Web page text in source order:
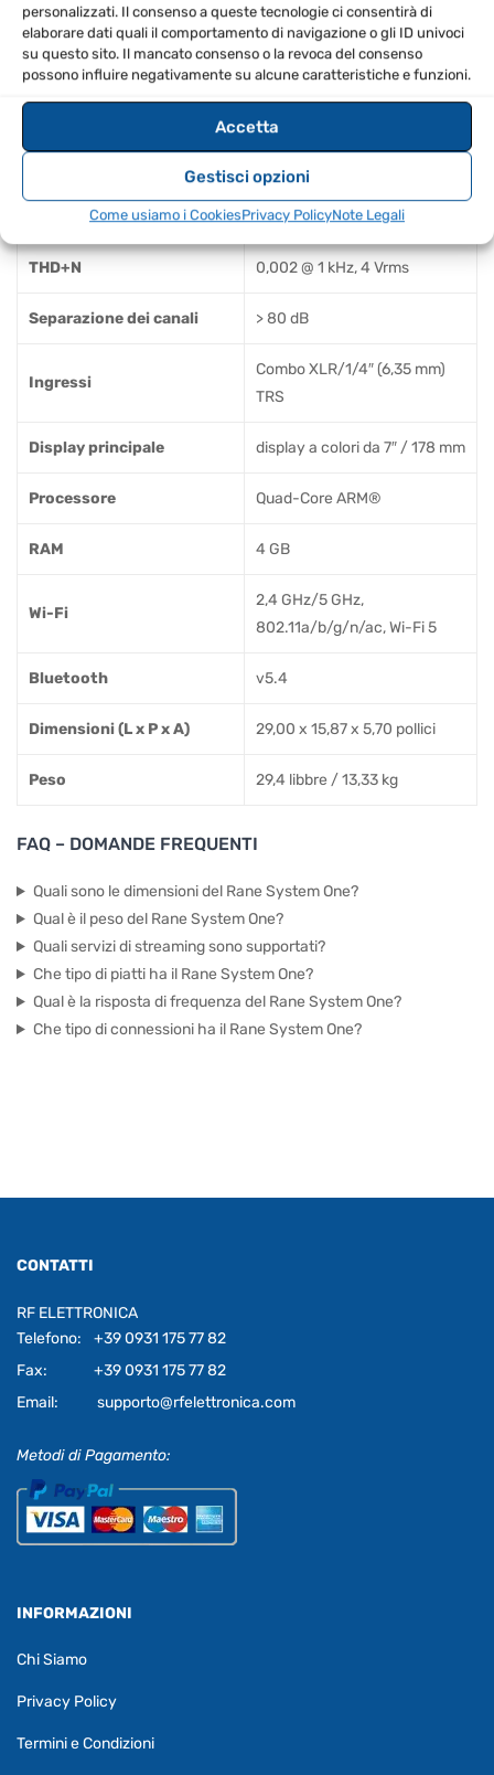
personalizzati. Il consenso a queste tecnologie ci consentirà di
elaborare dati quali il comportamento di navigazione o gli ID univoci
su questo sito. Il mancato consenso o la revoca del consenso
possono influire negativamente su alcune caratteristiche e funzioni.
Accetta
Gestisci opzioni
Come usiamo i CookiesPrivacy PolicyNote Legali
Estensione della gamma
dinamica
117 dB
Livello di uscita massimo
8 Vrms
Risposta di frequenza 20 Hz–20 kHz: +0, -1 dB
THD+N 0,002 @ 1 kHz, 4 Vrms
Separazione dei canali > 80 dB
Ingressi
Combo XLR/1/4″ (6,35 mm)
TRS
Display principale display a colori da 7″ / 178 mm
Processore Quad-Core ARM®
RAM 4 GB
Wi-Fi
2,4 GHz/5 GHz,
802.11a/b/g/n/ac, Wi-Fi 5
Bluetooth v5.4
Dimensioni (L x P x A) 29,00 x 15,87 x 5,70 pollici
Peso 29,4 libbre / 13,33 kg
FAQ – DOMANDE FREQUENTI
Quali sono le dimensioni del Rane System One?
Qual è il peso del Rane System One?
Quali servizi di streaming sono supportati?
Che tipo di piatti ha il Rane System One?
Qual è la risposta di frequenza del Rane System One?
Che tipo di connessioni ha il Rane System One?
CONTATTI
RF ELETTRONICA
Telefono:
+39 0931 175 77 82
Fax:
+39 0931 175 77 82
Email:
supporto@rfelettronica.com
Metodi di Pagamento:
INFORMAZIONI
Chi Siamo
Privacy Policy
Termini e Condizioni